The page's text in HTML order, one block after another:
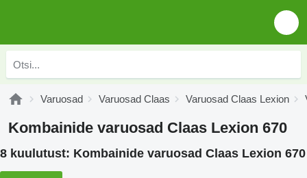
Varuosad Varuosad Claas Varuosad Claas Lexion
Kombainide varuosad Claas Lexion 670
8 kuulutust: Kombainide varuosad Claas Lexion 670